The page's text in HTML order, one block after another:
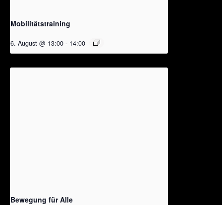
Mobilitätstraining
6. August @ 13:00 - 14:00
Bewegung für Alle